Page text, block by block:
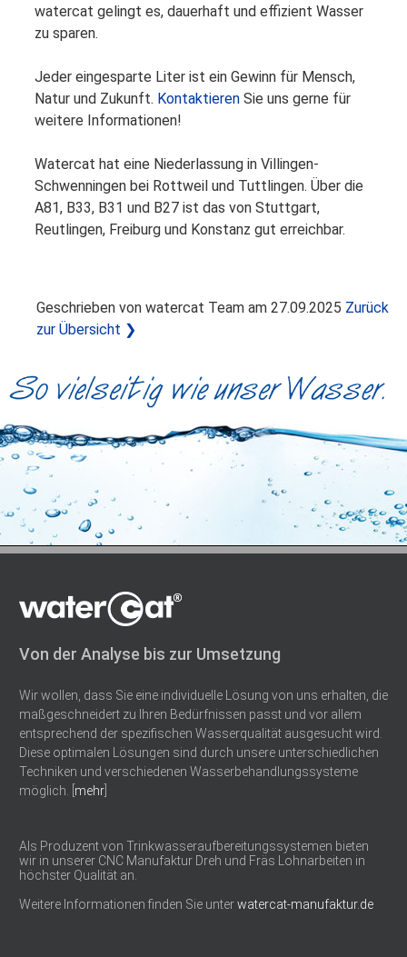
watercat gelingt es, dauerhaft und effizient Wasser
zu sparen.
Jeder eingesparte Liter ist ein Gewinn für Mensch,
Natur und Zukunft. Kontaktieren Sie uns gerne für
weitere Informationen!
Watercat hat eine Niederlassung in Villingen-
Schwenningen bei Rottweil und Tuttlingen. Über die
A81, B33, B31 und B27 ist das von Stuttgart,
Reutlingen, Freiburg und Konstanz gut erreichbar.
Geschrieben von watercat Team am 27.09.2025 Zurück
zur Übersicht ❯
Von der Analyse bis zur Umsetzung
Wir wollen, dass Sie eine individuelle Lösung von uns erhalten, die
maßgeschneidert zu Ihren Bedürfnissen passt und vor allem
entsprechend der spezifischen Wasserqualität ausgesucht wird.
Diese optimalen Lösungen sind durch unsere unterschiedlichen
Techniken und verschiedenen Wasserbehandlungssysteme
möglich. [ mehr
Als Produzent von Trinkwasseraufbereitungssystemen bieten
wir in unserer CNC Manufaktur Dreh und Fräs Lohnarbeiten in
höchster Qualität an.
Weitere Informationen finden Sie unterwatercat-manufaktur.de